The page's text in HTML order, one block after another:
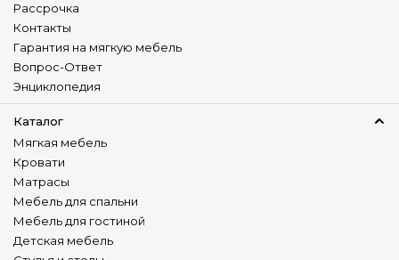
Рассрочка
Контакты
Гарантия на мягкую мебель
Вопрос-Ответ
Энциклопедия
Каталог
Мягкая мебель
Кровати
Матрасы
Мебель для спальни
Мебель для гостиной
Детская мебель